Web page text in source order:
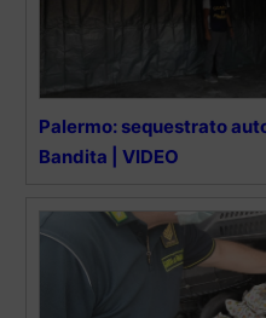
Palermo: sequestrato
Bandita | VIDEO